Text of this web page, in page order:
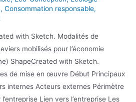
,Consommation responsable,
with Sketch. Modalités de
mobilisés pour l’économie
ShapeCreated with Sketch.
de mise en œuvre Début Principaux
internes Acteurs externes Périmètre
Lien vers l’entreprise Les